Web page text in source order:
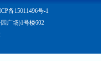
备15011496号-1
广场)1号楼602